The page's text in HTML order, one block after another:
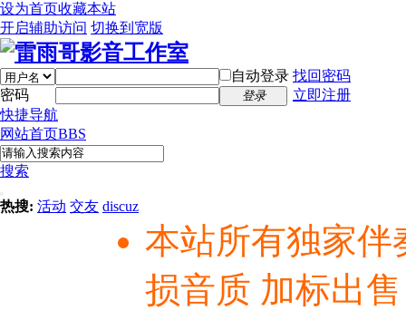
设为首页收藏本站
开启辅助访问 切换到宽版
自动登录 找回密码
密码
登录
立即注册
快捷导航
网站首页BBS
搜索
热搜: 活动 交友 discuz
本站所有独家伴
损音质 加标出